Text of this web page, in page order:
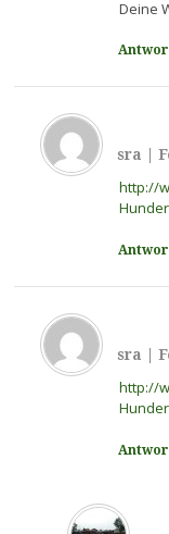
Deine
sra |
http://
sra |
http://